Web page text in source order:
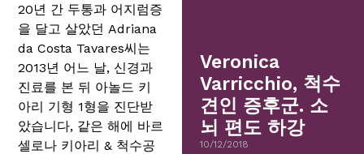
20년 간 두통과 어지럼증
을 달고 살았던 Adriana
da Costa Tavares씨는
2013년 어느 날, 신경과
진료를 본 뒤 아놀드 키
아리 기형 1형을 진단받
았습니다, 같은 해에 바르
셀로나 키아리 & 척수공
Veronica
Varricchio, 척수
견인 증후군. 소
뇌 편도 하강
10/12/2018